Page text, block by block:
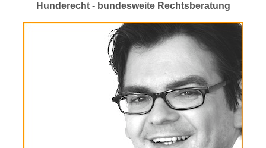
Hunderecht - bundesweite Rechtsberatung